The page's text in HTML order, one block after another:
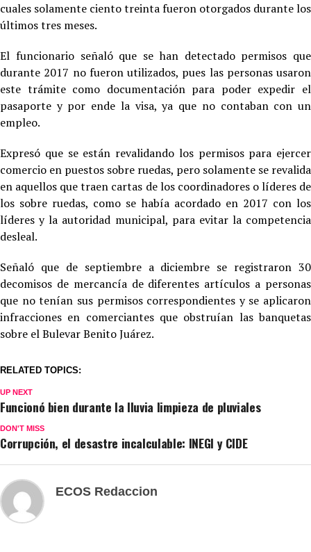
cuales solamente ciento treinta fueron otorgados durante los
últimos tres meses.
El funcionario señaló que se han detectado permisos que
durante 2017 no fueron utilizados, pues las personas usaron
este trámite como documentación para poder expedir el
pasaporte y por ende la visa, ya que no contaban con un
empleo.
Expresó que se están revalidando los permisos para ejercer
comercio en puestos sobre ruedas, pero solamente se revalida
en aquellos que traen cartas de los coordinadores o líderes de
los sobre ruedas, como se había acordado en 2017 con los
líderes y la autoridad municipal, para evitar la competencia
desleal.
Señaló que de septiembre a diciembre se registraron 30
decomisos de mercancía de diferentes artículos a personas
que no tenían sus permisos correspondientes y se aplicaron
infracciones en comerciantes que obstruían las banquetas
sobre el Bulevar Benito Juárez.
RELATED TOPICS:
UP NEXT
Funcionó bien durante la lluvia limpieza de pluviales
DON'T MISS
Corrupción, el desastre incalculable: INEGI y CIDE
ECOS Redaccion